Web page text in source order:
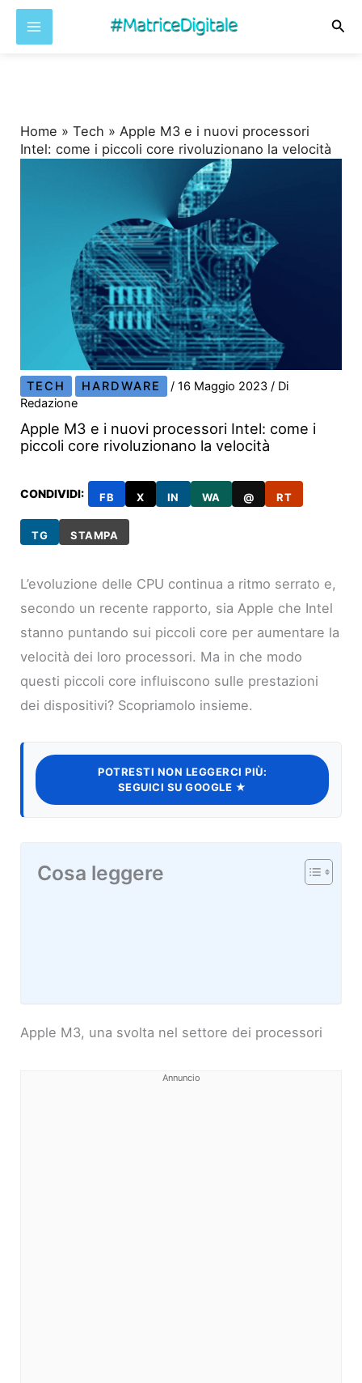
Home »Tech »Apple M3 e i nuovi processori
Intel: come i piccoli core rivoluzionano la velocità
TECH HARDWARE /16 Maggio 2023/ Di
Redazione
Apple M3 e i nuovi processori Intel: come i
piccoli core rivoluzionano la velocità
CONDIVIDI: FB X IN WA @ RT
TG STAMPA
L’evoluzione delle CPU continua a ritmo serrato e,
secondo un recente rapporto, sia Apple che Intel
stanno puntando sui piccoli core per aumentare la
velocità dei loro processori. Ma in che modo
questi piccoli core influiscono sulle prestazioni
dei dispositivi? Scopriamolo insieme.
POTRESTI NON LEGGERCI PIÙ:
SEGUICI SU GOOGLE ★
Cosa leggere
Apple M3, una svolta nel settore dei processori
Annuncio